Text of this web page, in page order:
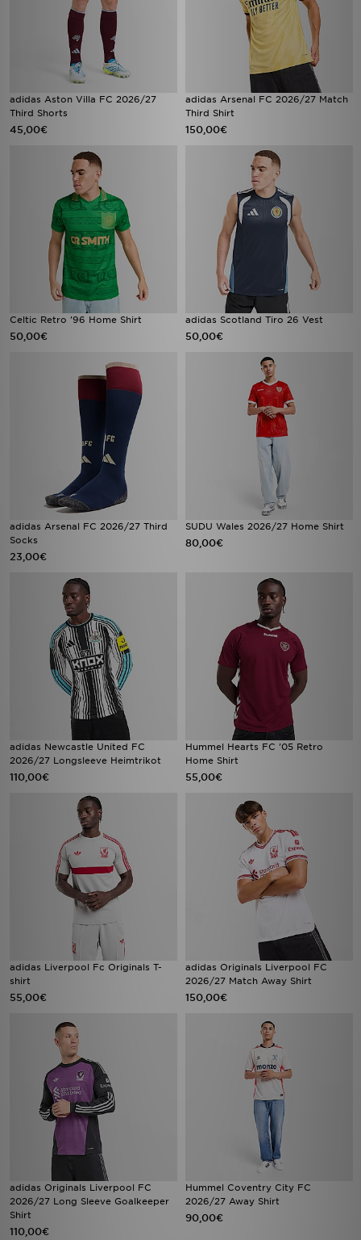
adidas Aston Villa FC 2026/27
Third Shorts
45,00€
adidas Arsenal FC 2026/27 Match
Third Shirt
150,00€
Celtic Retro '96 Home Shirt
50,00€
adidas Scotland Tiro 26 Vest
50,00€
adidas Arsenal FC 2026/27 Third
Socks
23,00€
SUDU Wales 2026/27 Home Shirt
80,00€
adidas Newcastle United FC
2026/27 Longsleeve Heimtrikot
110,00€
Hummel Hearts FC '05 Retro
Home Shirt
55,00€
adidas Liverpool Fc Originals T-
shirt
55,00€
adidas Originals Liverpool FC
2026/27 Match Away Shirt
150,00€
adidas Originals Liverpool FC
2026/27 Long Sleeve Goalkeeper
Shirt
110,00€
Hummel Coventry City FC
2026/27 Away Shirt
90,00€